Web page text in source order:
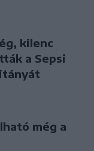
kilenc
a Sepsi
még a